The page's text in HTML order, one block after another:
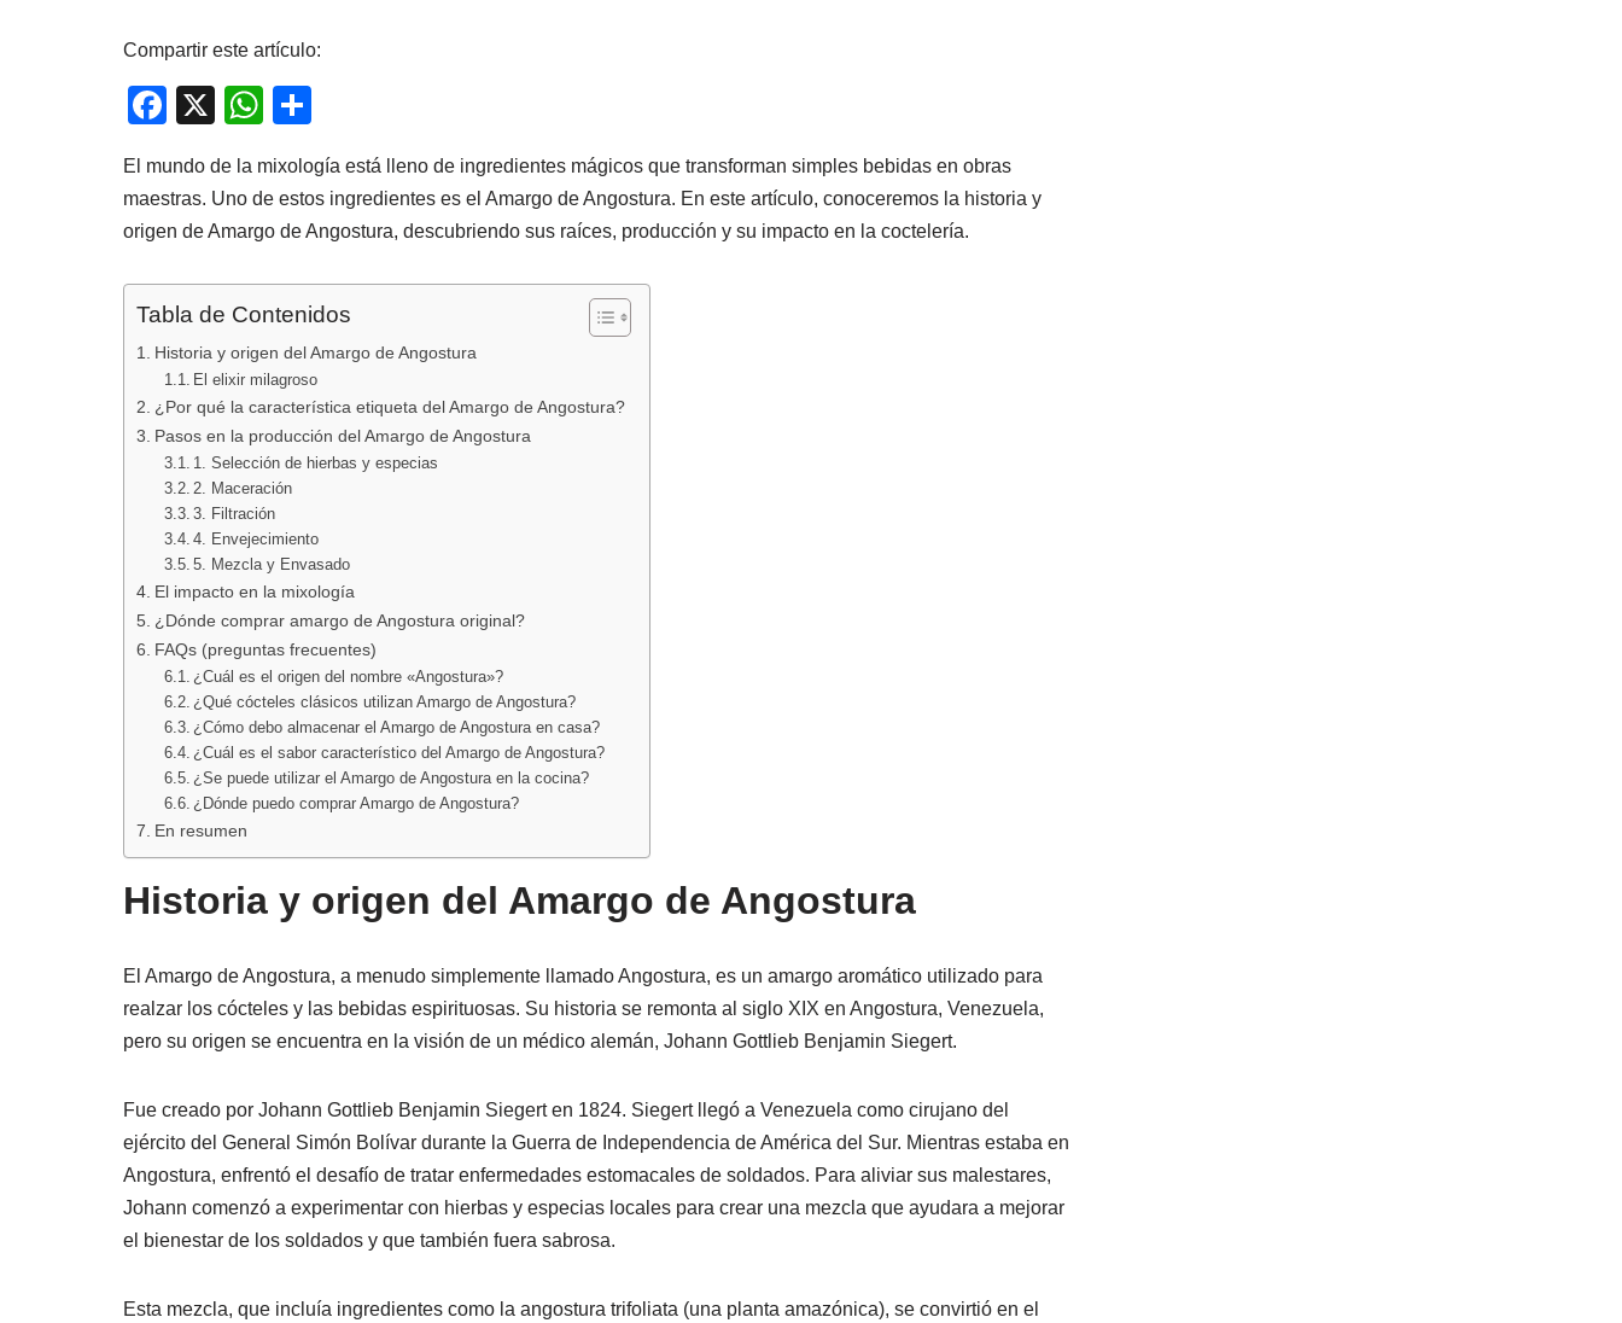
Compartir este artículo:
F
c
e
o
o
k
X
W
at
s
p
p
m
p
tir
El mundo de la mixología está lleno de ingredientes mágicos que transforman simples bebidas en obras
maestras. Uno de estos ingredientes es el Amargo de Angostura. En este artículo, conoceremos la historia y
origen de Amargo de Angostura, descubriendo sus raíces, producción y su impacto en la coctelería.
Tabla de Contenidos
Historia y origen del Amargo de Angostura
El elixir milagroso
¿Por qué la característica etiqueta del Amargo de Angostura?
Pasos en la producción del Amargo de Angostura
1. Selección de hierbas y especias
2. Maceración
3. Filtración
4. Envejecimiento
5. Mezcla y Envasado
El impacto en la mixología
¿Dónde comprar amargo de Angostura original?
FAQs (preguntas frecuentes)
¿Cuál es el origen del nombre «Angostura»?
¿Qué cócteles clásicos utilizan Amargo de Angostura?
¿Cómo debo almacenar el Amargo de Angostura en casa?
¿Cuál es el sabor característico del Amargo de Angostura?
¿Se puede utilizar el Amargo de Angostura en la cocina?
¿Dónde puedo comprar Amargo de Angostura?
En resumen
Historia y origen del Amargo de Angostura
El Amargo de Angostura, a menudo simplemente llamado Angostura, es un amargo aromático utilizado para
realzar los cócteles y las bebidas espirituosas. Su historia se remonta al siglo XIX en Angostura, Venezuela,
pero su origen se encuentra en la visión de un médico alemán, Johann Gottlieb Benjamin Siegert.
Fue creado por Johann Gottlieb Benjamin Siegert en 1824. Siegert llegó a Venezuela como cirujano del
ejército del General Simón Bolívar durante la Guerra de Independencia de América del Sur. Mientras estaba en
Angostura, enfrentó el desafío de tratar enfermedades estomacales de soldados. Para aliviar sus malestares,
Johann comenzó a experimentar con hierbas y especias locales para crear una mezcla que ayudara a mejorar
el bienestar de los soldados y que también fuera sabrosa.
Esta mezcla, que incluía ingredientes como la angostura trifoliata (una planta amazónica), se convirtió en el